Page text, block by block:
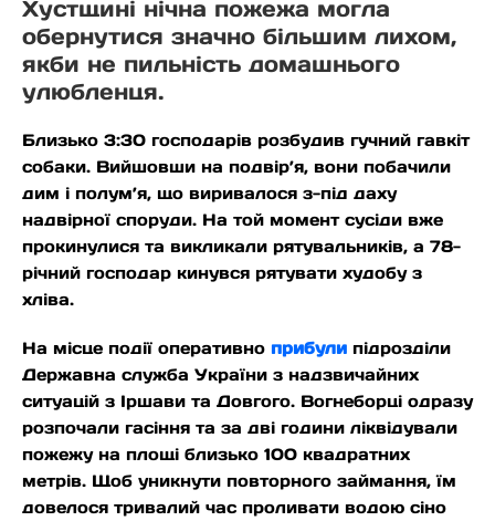
Хустщині нічна пожежа могла
обернутися значно більшим лихом,
якби не пильність домашнього
улюбленця.
Близько 3:30 господарів розбудив гучний гавкіт
собаки. Вийшовши на подвір’я, вони побачили
дим і полум’я, що виривалося з-під даху
надвірної споруди. На той момент сусіди вже
прокинулися та викликали рятувальників, а 78-
річний господар кинувся рятувати худобу з
хліва.
На місце події оперативно прибули підрозділи
Державна служба України з надзвичайних
ситуацій з Іршави та Довгого. Вогнеборці одразу
розпочали гасіння та за дві години ліквідували
пожежу на площі близько 100 квадратних
метрів. Щоб уникнути повторного займання, їм
довелося тривалий час проливати водою сіно